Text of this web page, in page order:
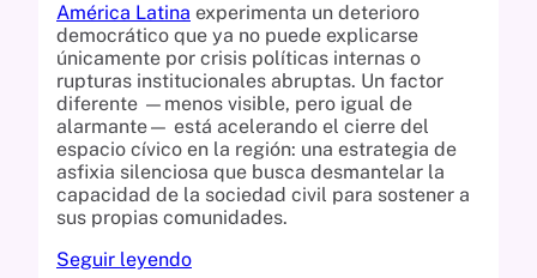
América Latina experimenta un deterioro
democrático que ya no puede explicarse
únicamente por crisis políticas internas o
rupturas institucionales abruptas. Un factor
diferente —menos visible, pero igual de
alarmante— está acelerando el cierre del
espacio cívico en la región: una estrategia de
asfixia silenciosa que busca desmantelar la
capacidad de la sociedad civil para sostener a
sus propias comunidades.
Seguir leyendo